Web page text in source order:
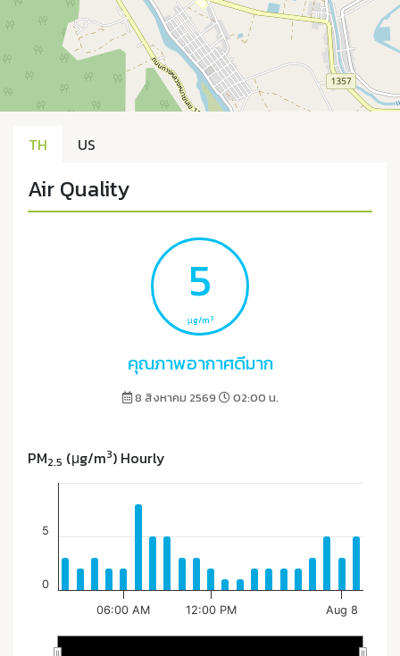
TH US
Air Quality
5
μg/m3
คุณภาพอากาศดีมาก
8 สิงหาคม 2569 02:00 น.
PM2.5 (μg/m3) Hourly